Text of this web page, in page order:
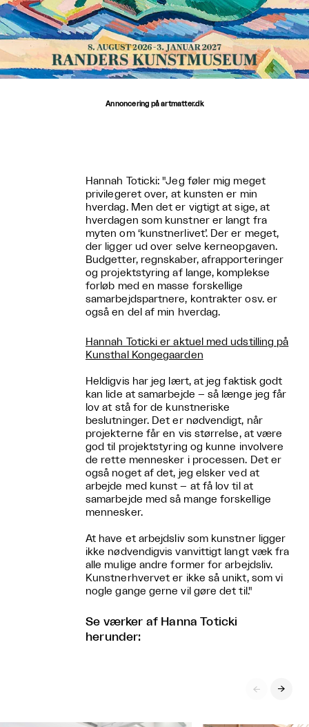
Annoncering på artmatter.dk
Hannah Toticki: "Jeg føler mig meget
privilegeret over, at kunsten er min
hverdag. Men det er vigtigt at sige, at
hverdagen som kunstner er langt fra
myten om ‘kunstnerlivet’. Der er meget,
der ligger ud over selve kerneopgaven.
Budgetter, regnskaber, afrapporteringer
og projektstyring af lange, komplekse
forløb med en masse forskellige
samarbejdspartnere, kontrakter osv. er
også en del af min hverdag.
Hannah Toticki er aktuel med udstilling på
Kunsthal Kongegaarden
Heldigvis har jeg lært, at jeg faktisk godt
kan lide at samarbejde – så længe jeg får
lov at stå for de kunstneriske
beslutninger. Det er nødvendigt, når
projekterne får en vis størrelse, at være
god til projektstyring og kunne involvere
de rette mennesker i processen. Det er
også noget af det, jeg elsker ved at
arbejde med kunst – at få lov til at
samarbejde med så mange forskellige
mennesker.
At have et arbejdsliv som kunstner ligger
ikke nødvendigvis vanvittigt langt væk fra
alle mulige andre former for arbejdsliv.
Kunstnerhvervet er ikke så unikt, som vi
nogle gange gerne vil gøre det til."
Se værker af Hanna Toticki
herunder:
 